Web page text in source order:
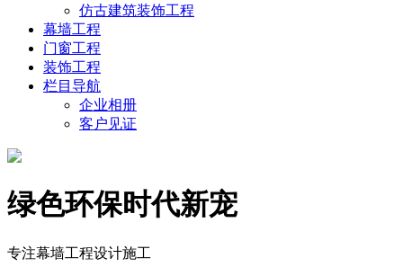
仿古建筑装饰工程
幕墙工程
门窗工程
装饰工程
栏目导航
企业相册
客户见证
绿色环保时代新宠
专注幕墙工程设计施工